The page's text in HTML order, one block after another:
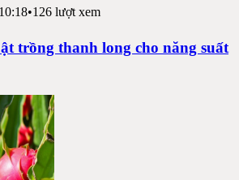
•126 lượt xem
trồng thanh long cho năng suất